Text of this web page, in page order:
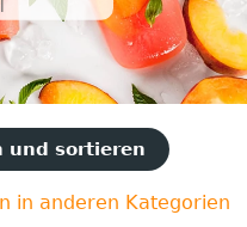
und sortieren
in anderen Kategorien